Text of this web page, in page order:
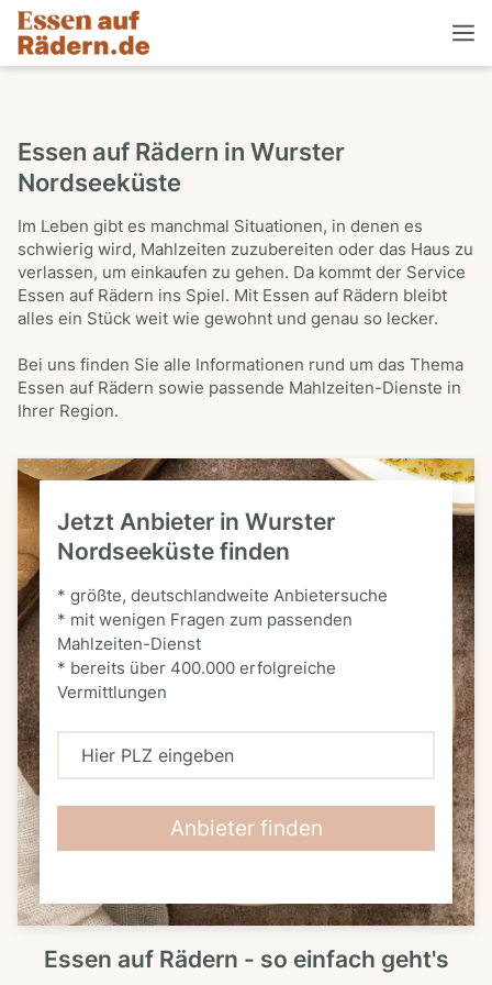
Essen auf Rädern in Wurster
Nordseeküste
Im Leben gibt es manchmal Situationen, in denen es
schwierig wird, Mahlzeiten zuzubereiten oder das Haus zu
verlassen, um einkaufen zu gehen. Da kommt der Service
Essen auf Rädern ins Spiel. Mit Essen auf Rädern bleibt
alles ein Stück weit wie gewohnt und genau so lecker.
Bei uns finden Sie alle Informationen rund um das Thema
Essen auf Rädern sowie passende Mahlzeiten-Dienste in
Ihrer Region.
Jetzt Anbieter in Wurster
Nordseeküste finden
* größte, deutschlandweite Anbietersuche
* mit wenigen Fragen zum passenden
Mahlzeiten-Dienst
* bereits über 400.000 erfolgreiche
Vermittlungen
H
L
Z
Anbieter finden
Essen auf Rädern - so einfach geht's